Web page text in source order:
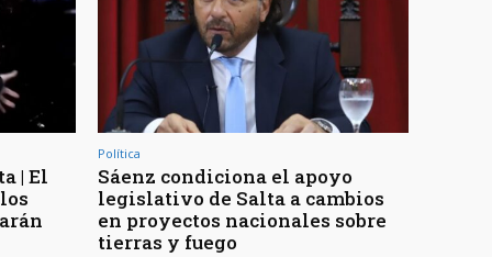
| El
Política
Sáenz condiciona el apoyo
legislativo de Salta a cambios
en proyectos nacionales sobre
tierras y fuego